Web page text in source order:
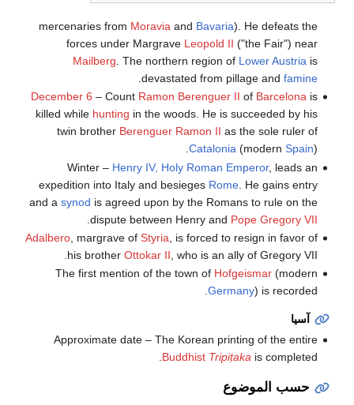
mercenaries from Moravia and Bavaria). He defeats the
forces under Margrave Leopold II ("the Fair") near
Mailberg . The northern region of Lower Austria is
devastated from pillage and famine
December 6 – Count Ramon Berenguer II of Barcelonais
killed while hunting in the woods. He is succeeded by his
twin brother Berenguer Ramon II as the sole ruler of
Catalonia(modern Spain).
Winter – Henry IV, Holy Roman Emperor, leads an
expedition into Italy and besieges Rome. He gains entry
and a synod is agreed upon by the Romans to rule on the
dispute between Henry and Pope Gregory VII
Adalbero, margrave of Styria , is forced to resign in favor of
his brother Ottokar II , who is an ally of Gregory VII.
The first mention of the town of Hofgeismar(modern
Germany) is recorded.
آسيا
Approximate date – The Korean printing of the entire
Buddhist Tripiṭaka is completed.
حسب الموضوع